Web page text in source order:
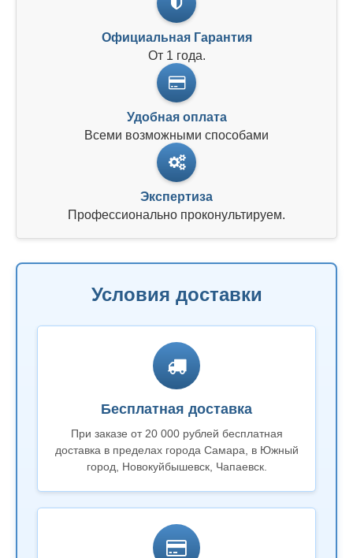
Официальная Гарантия
От 1 года.
Удобная оплата
Всеми возможными способами
Экспертиза
Профессионально проконультируем.
Условия доставки
Бесплатная доставка
При заказе от 20 000 рублей бесплатная
доставка в пределах города Самара, в Южный
город, Новокуйбышевск, Чапаевск.